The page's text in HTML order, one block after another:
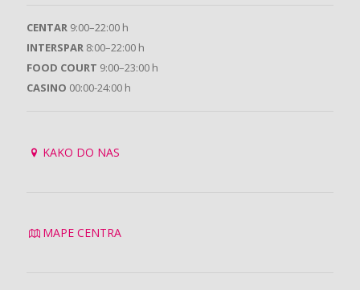
CENTAR 9:00–22:00 h
INTERSPAR 8:00–22:00 h
FOOD COURT 9:00–23:00 h
CASINO 00:00-24:00 h
KAKO DO NAS
MAPE CENTRA